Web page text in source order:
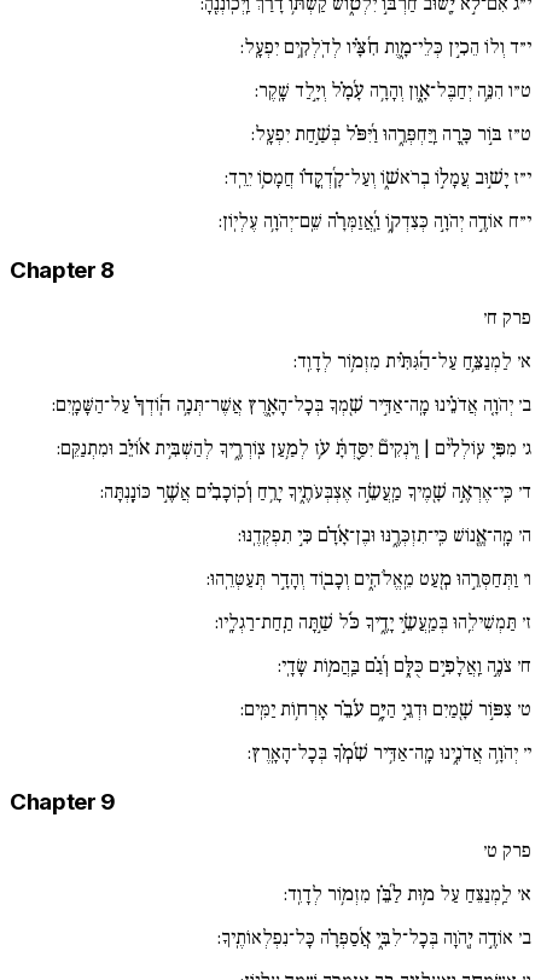
י״ד וְלוֹ הֵכִ֣ין כְּלֵי־מָ֑וֶת חִ֜צָּ֗יו לְדֹֽלְקִ֥ים יִפְעָֽל:
ט״ו הִנֵּ֥ה יְחַבֶּל־אָ֑וֶן וְהָרָ֥ה עָ֜מָ֗ל וְיָ֣לַד שָֽׁקֶר:
ט״ז בּ֣וֹר כָּ֖רָה וַֽיַּחְפְּרֵ֑הוּ וַ֜יִּפֹּ֗ל בְּשַׁ֣חַת יִפְעָֽל:
י״ז יָשׁ֣וּב עֲמָל֣וֹ בְרֹאשׁ֑וֹ וְעַל־קָ֜דְקֳד֗וֹ חֲמָס֥וֹ יֵרֵֽד:
י״ח אוֹדֶ֣ה יְהֹוָ֣ה כְּצִדְק֑וֹ וַֽ֜אֲזַמְּרָ֗ה שֵֽׁם־יְהֹוָ֥ה עֶלְיֽוֹן:
Chapter 8
פרק ח׳
א׳ לַמְנַצֵּ֥חַ עַל־הַ֜גִּתִּ֗ית מִזְמ֥וֹר לְדָוִֽד:
ב׳ יְהֹוָ֚ה אֲדֹנֵ֗ינוּ מָֽה־אַדִּ֣יר שִׁ֖מְךָ בְּכָל־הָאָ֑רֶץ אֲשֶׁר־תְּנָ֥ה הֽ֜וֹדְךָ֗ עַל־הַשָּׁמָֽיִם:
ג׳ מִפִּ֚י עֽוֹלְלִ֨ים | וְֽיֹנְקִים֘ יִסַּ֪דְתָּ֫ עֹ֥ז לְמַ֥עַן צֽוֹרְרֶ֑יךָ לְהַשְׁבִּ֥ית א֜וֹיֵ֗ב וּמִתְנַקֵּֽם:
ד׳ כִּֽי־אֶרְאֶ֣ה שָׁ֖מֶיךָ מַֽעֲשֵׂ֣ה אֶצְבְּעֹתֶ֑יךָ יָרֵ֥חַ וְ֜כֽוֹכָבִ֗ים אֲשֶׁ֣ר כּוֹנָֽנְתָּה:
ה׳ מָֽה־אֱ֖נוֹשׁ כִּֽי־תִזְכְּרֶ֑נּוּ וּבֶן־אָ֜דָ֗ם כִּ֣י תִפְקְדֶֽנּוּ:
ו׳ וַתְּחַסְּרֵ֣הוּ מְ֖עַט מֵֽאֱלֹהִ֑ים וְכָב֖וֹד וְהָדָ֣ר תְּעַטְּרֵֽהוּ:
ז׳ תַּמְשִׁילֵֽהוּ בְּמַֽעֲשֵׂ֣י יָדֶ֑יךָ כֹּ֜ל שַׁ֣תָּה תַֽחַת־רַגְלָֽיו:
ח׳ צֹנֶ֣ה וַֽאֲלָפִ֣ים כֻּלָּ֑ם וְ֜גַ֗ם בַּֽהֲמ֥וֹת שָׂדָֽי:
ט׳ צִפּ֣וֹר שָׁ֖מַיִם וּדְגֵ֣י הַיָּ֑ם עֹ֜בֵ֗ר אָרְח֥וֹת יַמִּֽים:
י׳ יְהֹוָ֥ה אֲדֹנֵ֑ינוּ מָֽה־אַדִּ֥יר שִׁ֜מְ֗ךָ בְּכָל־הָאָֽרֶץ:
Chapter 9
פרק ט׳
א׳ לַֽמְנַצֵּחַ עַל מ֥וּת לַ֜בֵּ֗ן מִזְמ֥וֹר לְדָוִֽד:
ב׳ אוֹדֶ֣ה יְ֖הֹוָה בְּכָל־לִבִּ֑י אֲ֜סַפְּרָ֗ה כָּל־נִפְלְאוֹתֶֽיךָ: